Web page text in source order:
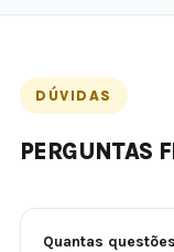
DÚVIDAS
PERGUNTAS
Quantas